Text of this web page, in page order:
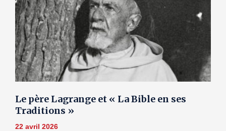
Le père Lagrange et « La Bible en ses
Traditions »
22 avril 2026